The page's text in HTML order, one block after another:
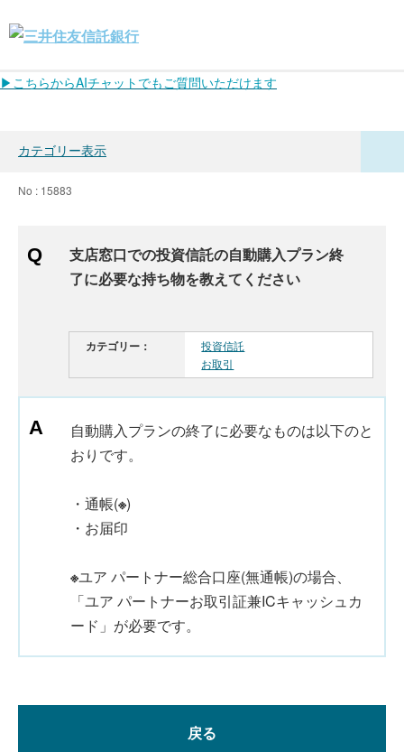
▶こちらからAIチャットでもご質問いただけます
カテゴリー表示
No : 15883
支店窓口での投資信託の自動購入プラン終
了に必要な持ち物を教えてください
カテゴリー：
投資信託
お取引
自動購入プランの終了に必要なものは以下のと
おりです。
・通帳(※)
・お届印
※ユア パートナー総合口座(無通帳)の場合、
「ユア パートナーお取引証兼ICキャッシュカ
ード」が必要です。
戻る